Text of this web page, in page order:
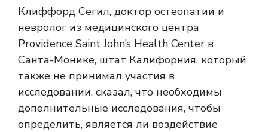
Клиффорд Сегил, доктор остеопатии и
невролог из медицинского центра
Providence Saint John’s Health Center в
Санта-Монике, штат Калифорния, который
также не принимал участия в
исследовании, сказал, что необходимы
дополнительные исследования, чтобы
определить, является ли воздействие